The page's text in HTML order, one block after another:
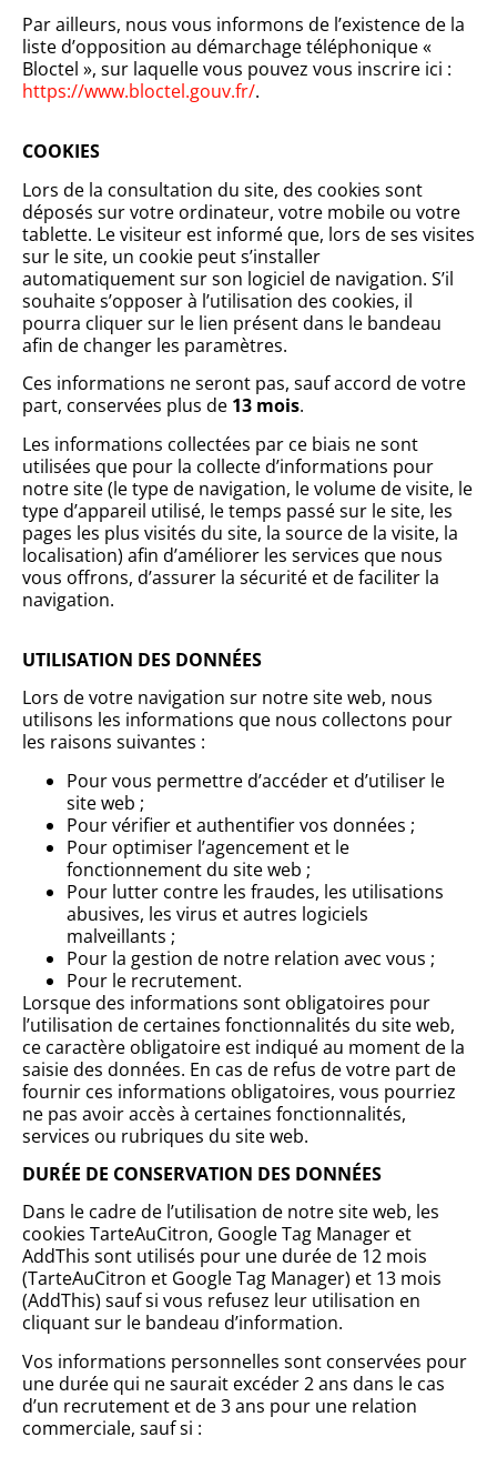
Par ailleurs, nous vous informons de l’existence de la
liste d’opposition au démarchage téléphonique «
Bloctel », sur laquelle vous pouvez vous inscrire ici :
https://www.bloctel.gouv.fr/.
COOKIES
Lors de la consultation du site, des cookies sont
déposés sur votre ordinateur, votre mobile ou votre
tablette. Le visiteur est informé que, lors de ses visites
sur le site, un cookie peut s’installer
automatiquement sur son logiciel de navigation. S’il
souhaite s’opposer à l’utilisation des cookies, il
pourra cliquer sur le lien présent dans le bandeau
afin de changer les paramètres.
Ces informations ne seront pas, sauf accord de votre
part, conservées plus de 13 mois.
Les informations collectées par ce biais ne sont
utilisées que pour la collecte d’informations pour
notre site (le type de navigation, le volume de visite, le
type d’appareil utilisé, le temps passé sur le site, les
pages les plus visités du site, la source de la visite, la
localisation) afin d’améliorer les services que nous
vous offrons, d’assurer la sécurité et de faciliter la
navigation.
UTILISATION DES DONNÉES
Lors de votre navigation sur notre site web, nous
utilisons les informations que nous collectons pour
les raisons suivantes :
Pour vous permettre d’accéder et d’utiliser le
site web ;
Pour vérifier et authentifier vos données ;
Pour optimiser l’agencement et le
fonctionnement du site web ;
Pour lutter contre les fraudes, les utilisations
abusives, les virus et autres logiciels
malveillants ;
Pour la gestion de notre relation avec vous ;
Pour le recrutement.
Lorsque des informations sont obligatoires pour
l’utilisation de certaines fonctionnalités du site web,
ce caractère obligatoire est indiqué au moment de la
saisie des données. En cas de refus de votre part de
fournir ces informations obligatoires, vous pourriez
ne pas avoir accès à certaines fonctionnalités,
services ou rubriques du site web.
DURÉE DE CONSERVATION DES DONNÉES
Dans le cadre de l’utilisation de notre site web, les
cookies TarteAuCitron, Google Tag Manager et
AddThis sont utilisés pour une durée de 12 mois
(TarteAuCitron et Google Tag Manager) et 13 mois
(AddThis) sauf si vous refusez leur utilisation en
cliquant sur le bandeau d’information.
Vos informations personnelles sont conservées pour
une durée qui ne saurait excéder 2 ans dans le cas
d’un recrutement et de 3 ans pour une relation
commerciale, sauf si :